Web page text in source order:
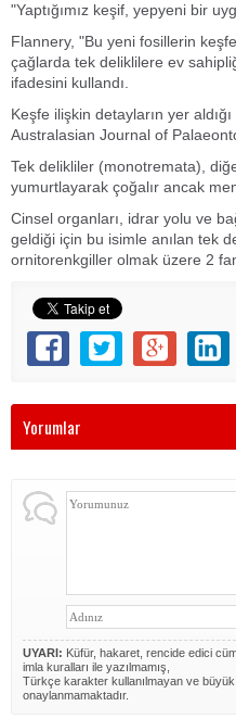
"Yaptığımız keşif, yepyeni bir
Flannery, "Bu yeni fosillerin
çağlarda tek deliklilere ev
ifadesini kullandı.
Keşfe ilişkin detayların yer
Australasian Journal of
Tek delikliler (monotremata),
yumurtlayarak çoğalır ancak
Cinsel organları, idrar yolu ve
geldiği için bu isimle anılan tek
ornitorenkgiller olmak üzere 2
Yorumlar
UYARI: Küfür, hakaret, rencide edici
imla kuralları ile yazılmamış,
Türkçe karakter kullanılmayan ve
onaylanmamaktadır.